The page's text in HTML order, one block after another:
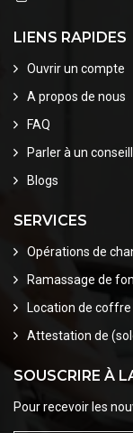
LIENS RAPIDES
Ouvrir un compte
A propos de nous
FAQ
Parler à un
Blogs
SERVICES
Opérations de
Ramassage de
Location de coffre
Attestation de
SOUSCRIRE À
Pour recevoir les